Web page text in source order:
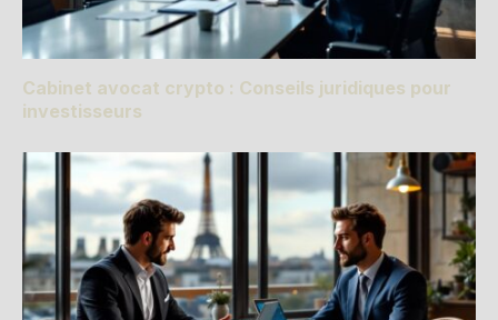
Cabinet avocat crypto : Conseils juridiques pour
investisseurs